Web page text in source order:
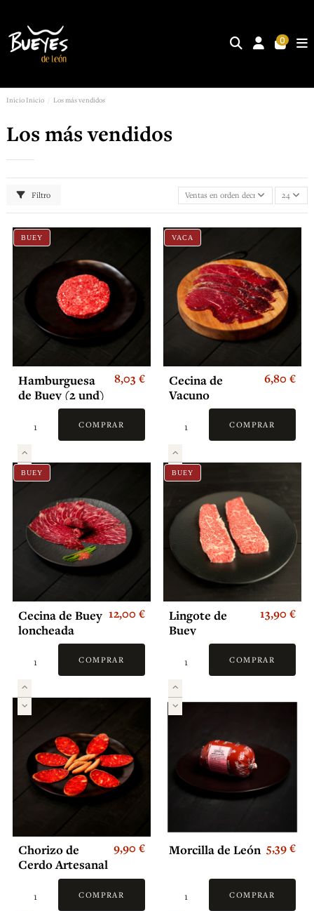
0
Inicio Inicio Los más vendidos
Los más vendidos
Filtro Ventas en orden decreciente 24
BUEY
Hamburguesa
de Buey (2 und)
8,03 €
COMPRAR
VACA
Cecina de
Vacuno
loncheada
6,80 €
COMPRAR
BUEY
Cecina de Buey
loncheada
12,00 €
COMPRAR
BUEY
Lingote de
Buey
13,90 €
COMPRAR
Chorizo de
Cerdo Artesanal
9,90 €
COMPRAR
Morcilla de León 5,39 €
COMPRAR